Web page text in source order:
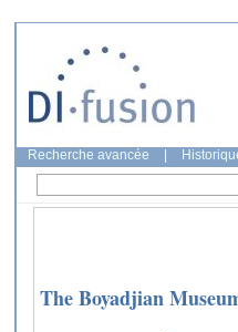
Recherche avancée
The Boyadjian